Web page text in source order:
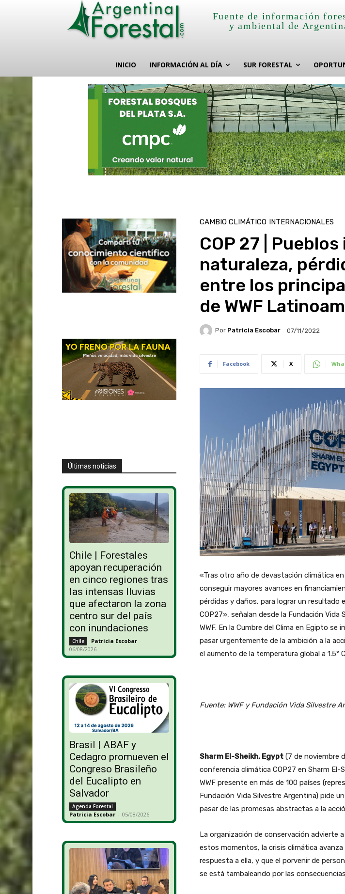
Fuente de información
y ambiental de
INICIO INFORMACIÓN AL DÍA SUR FORESTAL
Últimas noticias
Chile | Forestales
apoyan recuperación
en cinco regiones tras
las intensas lluvias
que afectaron la zona
centro sur del país
con inundaciones
Chile Patricia Escobar -
06/08/2026
Brasil | ABAF y
Cedagro promueven el
Congreso Brasileño
del Eucalipto en
Salvador
Agenda Forestal
Patricia Escobar - 05/08/2026
CAMBIO CLIMÁTICO INTERNACIONALES
COP 27 |
naturaleza,
entre los
de WWF
Por Patricia Escobar 07/11/2022
Facebook X
«Tras otro año de devastación climática
conseguir mayores avances en
pérdidas y daños, para lograr un resultado
COP27», señalan desde la Fundación Vida
WWF. En la Cumbre del Clima en Egipto se
pasar urgentemente de la ambición a la
el aumento de la temperatura global a 1.5°
Fuente: WWF y Fundación Vida Silvestre
Sharm El-Sheikh, Egypt(7 de noviembre
conferencia climática COP27 en Sharm El-
WWF presente en más de 100 países
Fundación Vida Silvestre Argentina) pide
pasar de las promesas abstractas a la
La organización de conservación advierte
estos momentos, la crisis climática
respuesta a ella, y que el porvenir de
se está tambaleando por las